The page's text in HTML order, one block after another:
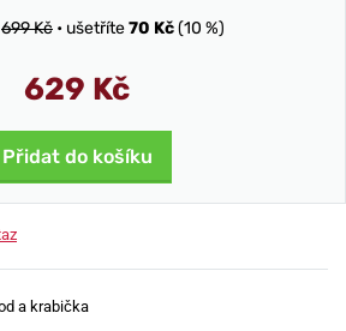
699 Kč • ušetříte70 Kč(10 %)
629 Kč
Přidat do košíku
a krabička